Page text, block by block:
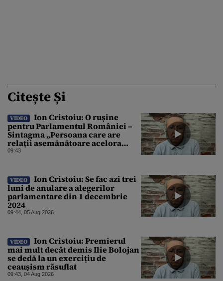
Citește Și
VIDEO
Ion Cristoiu: O rușine
pentru Parlamentul României –
Sintagma „Persoana care are
relații asemănătoare acelora
dintre soți” din Legea ANI
09:43
VIDEO
Ion Cristoiu: Se fac azi trei
luni de anulare a alegerilor
parlamentare din 1 decembrie
2024
09:44, 05 Aug 2026
VIDEO
Ion Cristoiu: Premierul
mai mult decât demis Ilie Bolojan
se dedă la un exercițiu de
ceaușism răsuflat
09:43, 04 Aug 2026